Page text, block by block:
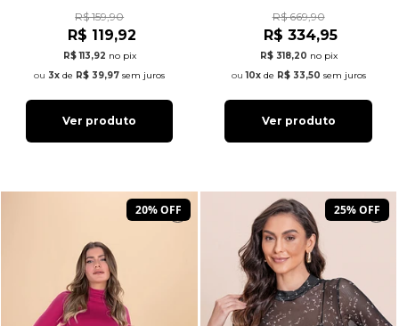
R$ 159,90
R$ 119,92
R$ 113,92 no pix
3x de R$ 39,97 sem juros
Ver produto
R$ 669,90
R$ 334,95
R$ 318,20 no pix
10xde R$ 33,50 sem juros
Ver produto
20% OFF 25% OFF